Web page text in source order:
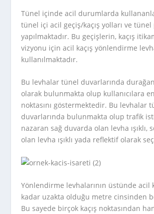
Tünel içinde acil durumlarda
tünel içi acil geçiş/kaçış yolları ve
yapılmaktadır. Bu geçişlerin, kaçış
vizyonu için acil kaçış yönlendirme
kullanılmaktadır.
Bu levhalar tünel duvarlarında
olarak bulunmakta olup kullanıcılara en
noktasını göstermektedir. Bu levhalar
duvarlarında bulunmakta olup trafik
nazaran sağ duvarda olan levha ışıklı,
olan levha ışıklı yada reflektif olarak
Yönlendirme levhalarının üstünde acil
kadar uzakta olduğu metre cinsinden
Bu sayede birçok kaçış noktasından